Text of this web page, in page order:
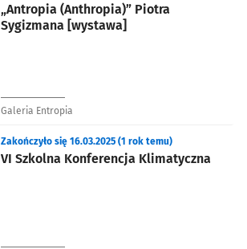
„Antropia (Anthropia)” Piotra
Sygizmana [wystawa]
Galeria Entropia
VI Szkolna Konferencja Klimatyczna
Zakończyło się 16.03.2025 (1 rok temu)